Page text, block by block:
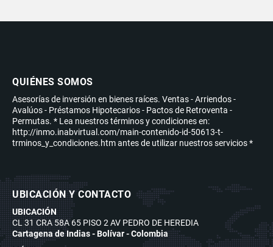
QUIÉNES SOMOS
Asesorías de inversión en bienes raíces. Ventas - Arriendos -
Avalúos - Préstamos Hipotecarios - Pactos de Retroventa -
Permutas. * Lea nuestros términos y condiciones en:
http://inmo.inabvirtual.com/main-contenido-id-50613-t-
trminos_y_condiciones.htm antes de utilizar nuestros servicios *
UBICACIÓN Y CONTACTO
UBICACIÓN
CL 31 CRA 58A 65 PISO 2 AV PEDRO DE HEREDIA
Cartagena de Indias - Bolívar - Colombia